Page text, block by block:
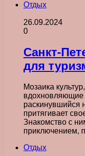
Отдых
26.09.2024
0
Санкт-
для
Мозаика
вдохновляющие
раскинувшийся
притягивает
Знакомство с
приключением,
Отдых